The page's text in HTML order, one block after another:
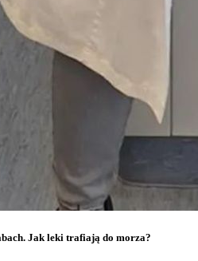
Jak leki trafiają do morza?